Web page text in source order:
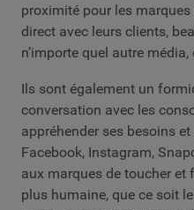
proximité pour les
direct avec leurs clients,
n’importe quel autre
Ils sont également un
conversation avec les
appréhender ses besoins
Facebook, Instagram,
aux marques de toucher et
plus humaine, que ce soit